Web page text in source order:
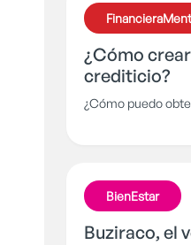
empieza a
días aquí
¿Cómo
crediticio?
¿Cómo puedo
BienEstar
Buziraco, el